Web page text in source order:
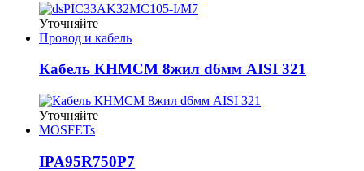
Уточняйте
Провод и кабель
Кабель КНМСМ 8жил d6мм AISI 321
Уточняйте
MOSFETs
IPA95R750P7